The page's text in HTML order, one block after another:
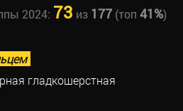
2024: 73 из 177(топ 41%)
гладкошерстная